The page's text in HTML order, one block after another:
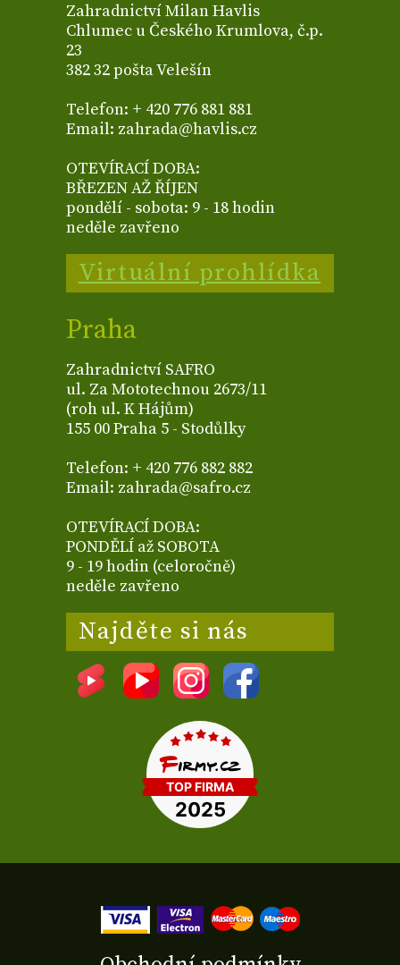
Zahradnictví Milan Havlis
Chlumec u Českého Krumlova, č.p.
23
382 32 pošta Velešín
Telefon: + 420 776 881 881
Email: zahrada@havlis.cz
OTEVÍRACÍ DOBA:
BŘEZEN AŽ ŘÍJEN
pondělí - sobota: 9 - 18 hodin
neděle zavřeno
Virtuální prohlídka
Praha
Zahradnictví SAFRO
ul. Za Mototechnou 2673/11
(roh ul. K Hájům)
155 00 Praha 5 - Stodůlky
Telefon: + 420 776 882 882
Email: zahrada@safro.cz
OTEVÍRACÍ DOBA:
PONDĚLÍ až SOBOTA
9 - 19 hodin (celoročně)
neděle zavřeno
Najděte si nás